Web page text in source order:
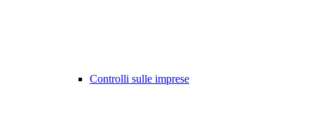
Controlli sulle imprese